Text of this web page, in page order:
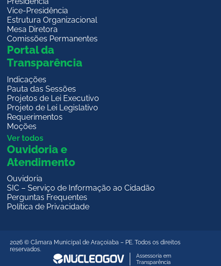
Vice-Presidência
Estrutura Organizacional
Mesa Diretora
Comissões Permanentes
Portal da
Transparência
Indicações
Pauta das Sessões
Projetos de Lei Executivo
Projeto de Lei Legislativo
Requerimentos
Moções
Ver todos
Ouvidoria e
Atendimento
Ouvidoria
SIC – Serviço de Informação ao Cidadão
Perguntas Frequentes
Política de Privacidade
2026 © Câmara Municipal de Araçoiaba – PE. Todos os direitos
reservados.
Assessoria em
Transparência